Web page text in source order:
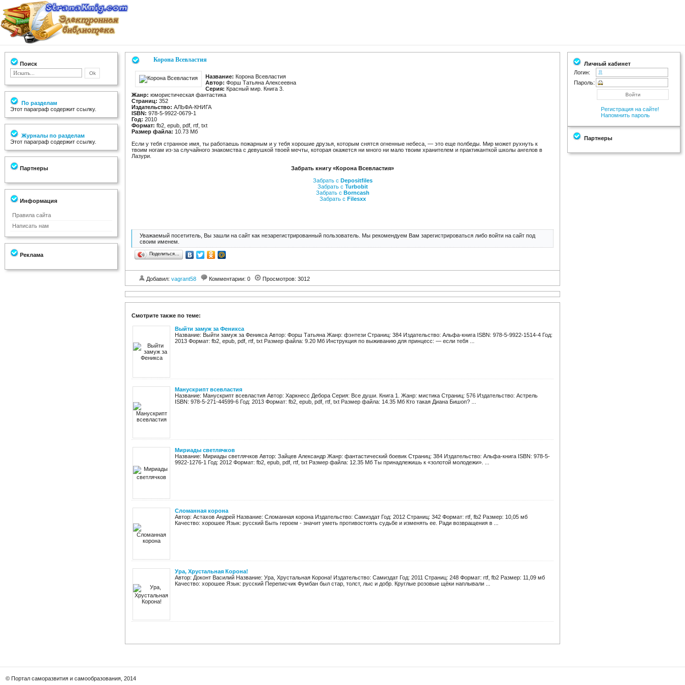
Поиск
По разделам
Этот параграф содержит ссылку.
Журналы по разделам
Этот параграф содержит ссылку.
Партнеры
Информация
Правила сайта
Написать нам
Реклама
Корона Всевластия
Название: Корона Всевластия
Автор: Форш Татьяна Алексеевна
Серия: Красный мир. Книга 3.
Жанр: юмористическая фантастика
Страниц: 352
Издательство: АЛЬФА-КНИГА
ISBN: 978-5-9922-0679-1
Год: 2010
Формат: fb2, epub, pdf, rtf, txt
Размер файла: 10.73 Мб
Если у тебя странное имя, ты работаешь пожарным и у тебя хорошие друзья, которым снятся огненные небеса, — это еще полбеды. Мир может рухнуть к
твоим ногам из-за случайного знакомства с девушкой твоей мечты, которая окажется ни много ни мало твоим хранителем и практиканткой школы ангелов в
Лазури.
Забрать книгу «Корона Всевластия»
Забрать с Depositfiles
Забрать с Turbobit
Забрать с Borncash
Забрать с Filesxx
Уважаемый посетитель, Вы зашли на сайт как незарегистрированный пользователь. Мы рекомендуем Вам зарегистрироваться либо войти на сайт под
своим именем.
Поделиться…
Добавил: vagrant58 Комментарии: 0 Просмотров: 3012
Смотрите также по теме:
Выйти замуж за Феникса
Название: Выйти замуж за Феникса Автор: Форш Татьяна Жанр: фэнтези Страниц: 384 Издательство: Альфа-книга ISBN: 978-5-9922-1514-4 Год:
2013 Формат: fb2, epub, pdf, rtf, txt Размер файла: 9.20 Мб Инструкция по выживанию для принцесс: — если тебя ...
Манускрипт всевластия
Название: Манускрипт всевластия Автор: Харкнесс Дебора Серия: Все души. Книга 1. Жанр: мистика Страниц: 576 Издательство: Астрель
ISBN: 978-5-271-44599-6 Год: 2013 Формат: fb2, epub, pdf, rtf, txt Размер файла: 14.35 Мб Кто такая Диана Бишоп? ...
Мириады светлячков
Название: Мириады светлячков Автор: Зайцев Александр Жанр: фантастический боевик Страниц: 384 Издательство: Альфа-книга ISBN: 978-5-
9922-1276-1 Год: 2012 Формат: fb2, epub, pdf, rtf, txt Размер файла: 12.35 Мб Ты принадлежишь к «золотой молодежи». ...
Сломанная корона
Автор: Астахов Андрей Название: Сломанная корона Издательство: Самиздат Год: 2012 Страниц: 342 Формат: rtf, fb2 Размер: 10,05 мб
Качество: хорошее Язык: русский Быть героем - значит уметь противостоять судьбе и изменять ее. Ради возвращения в ...
Ура, Хрустальная Корона!
Автор: Доконт Василий Название: Ура, Хрустальная Корона! Издательство: Самиздат Год: 2011 Страниц: 248 Формат: rtf, fb2 Размер: 11,09 мб
Качество: хорошее Язык: русский Переписчик Фумбан был стар, толст, лыс и добр. Круглые розовые щёки наплывали ...
Личный кабинет
Логин:
Пароль:
Регистрация на сайте!
Напомнить пароль
Партнеры
© Портал саморазвития и самообразования, 2014